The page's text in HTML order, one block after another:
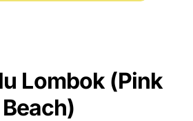
Lombok (Pink
Beach)